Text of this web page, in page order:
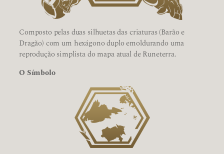
Composto pelas duas silhuetas das criaturas (Barão e
Dragão) com um hexágono duplo emoldurando uma
reprodução simplista do mapa atual de Runeterra.
O Símbolo